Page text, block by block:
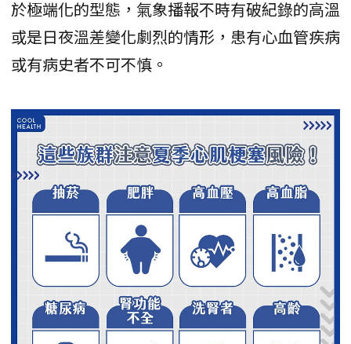
於極端化的型態，氣象播報不時有破紀錄的高溫
或是日夜溫差變化劇烈的情形，患有心血管疾病
或有病史者不可不慎。